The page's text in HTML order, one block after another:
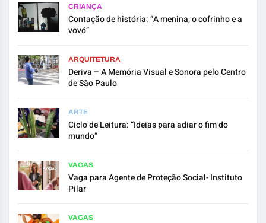
CRIANÇA
Contação de história: “A menina, o cofrinho e a
vovó”
ARQUITETURA
Deriva – A Memória Visual e Sonora pelo Centro
de São Paulo
ARTE
Ciclo de Leitura: “Ideias para adiar o fim do
mundo”
VAGAS
Vaga para Agente de Proteção Social- Instituto
Pilar
VAGAS